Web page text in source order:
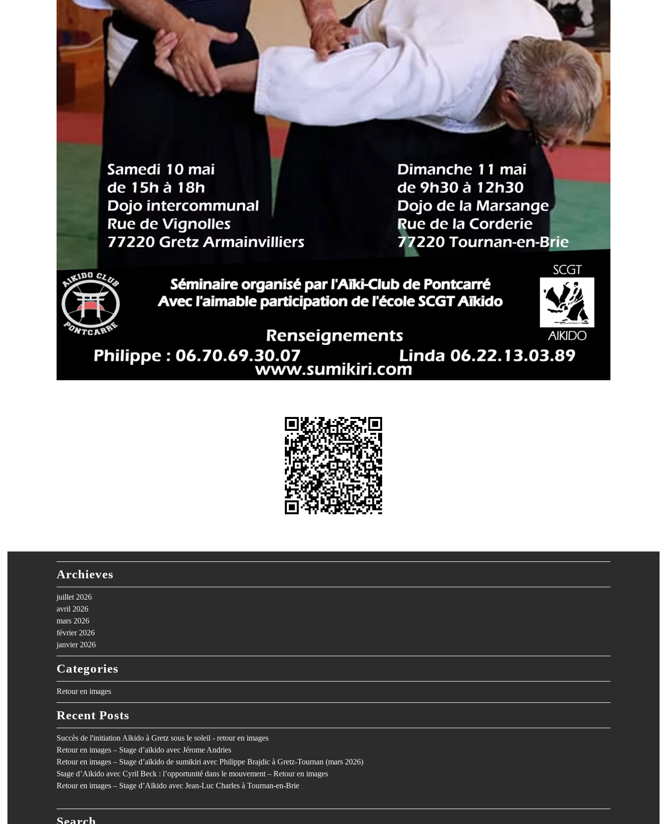
Archieves
juillet 2026
avril 2026
mars 2026
février 2026
janvier 2026
Categories
Retour en images
Recent Posts
Succès de l'initiation Aïkido à Gretz sous le soleil - retour en images
Retour en images – Stage d’aïkido avec Jérome Andries
Retour en images – Stage d’aïkido de sumikiri avec Philippe Brajdic à Gretz-Tournan (mars 2026)
Stage d’Aïkido avec Cyril Beck : l’opportunité dans le mouvement – Retour en images
Retour en images – Stage d’Aïkido avec Jean-Luc Charles à Tournan-en-Brie
Search